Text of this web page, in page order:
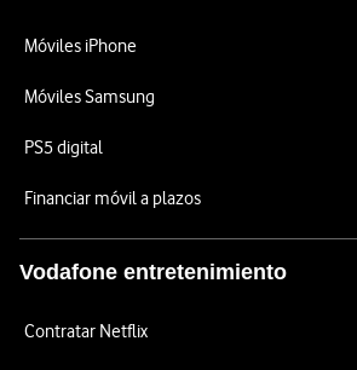
Móviles iPhone
Móviles Samsung
PS5 digital
Financiar móvil a plazos
Vodafone entretenimiento
Contratar Netflix